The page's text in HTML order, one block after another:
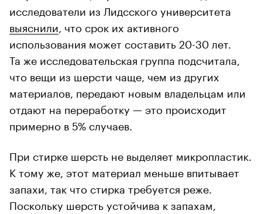
исследователи из Лидсского университета
выяснили , что срок их активного
использования может составить 20-30 лет.
Та же исследовательская группа подсчитала,
что вещи из шерсти чаще, чем из других
материалов, передают новым владельцам или
отдают на переработку — это происходит
примерно в 5% случаев.
При стирке шерсть не выделяет микропластик.
К тому же, этот материал меньше впитывает
запахи, так что стирка требуется реже.
Поскольку шерсть устойчива к запахам,